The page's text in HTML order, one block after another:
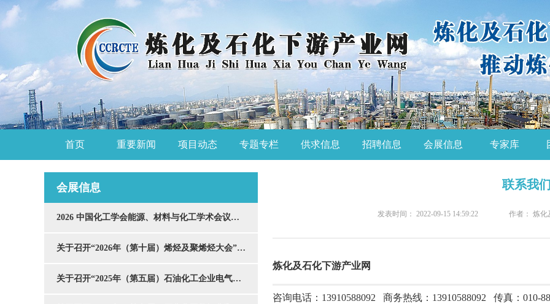
首页 重要新闻 项目动态 专题专栏 供求信息 招聘信息 会展信息 专家库
会展信息
2026 中国化工学会能源、材料与化工学术会议通知
关于召开“2026年（第十届）烯烃及聚烯烃大会”的通知
关于召开“2025年（第五届）石油化工企业电气技术创新发展大会”的通知
联系我们
发表时间： 2022-09-15 14:59:22 作者： 炼化
炼化及石化下游产业网
咨询电话：13910588092 商务热线： 13910588092 传真：010-